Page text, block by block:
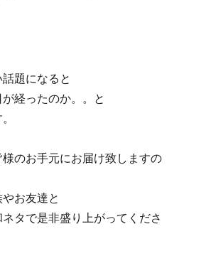
題になると
経ったのか。。と
のお手元にお届け致しますの
お友達と
タで是非盛り上がってくださ